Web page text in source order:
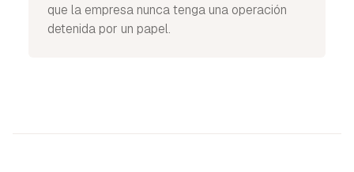
que la empresa nunca tenga una operación
detenida por un papel.